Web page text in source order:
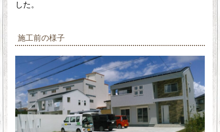
した。
施工前の様子